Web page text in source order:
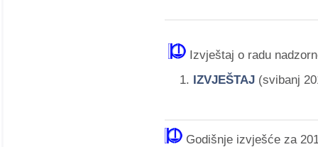
Izvještaj o radu
IZVJEŠTAJ (svibanj
Godišnje izvješće za